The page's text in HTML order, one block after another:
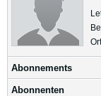
Abonnements
Abonnenten